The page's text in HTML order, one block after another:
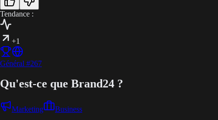
Tendance :
+1
Général #267
Qu'est-ce que Brand24 ?
Marketing Business